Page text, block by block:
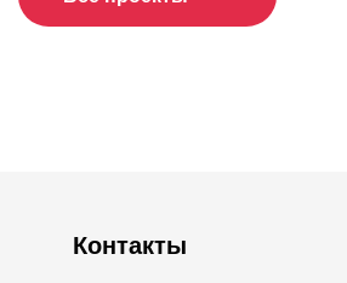
Контакты